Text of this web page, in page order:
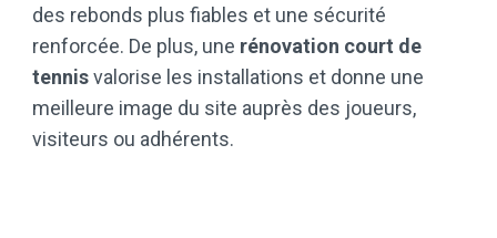
des rebonds plus fiables et une sécurité
renforcée. De plus, une rénovation court de
tennisvalorise les installations et donne une
meilleure image du site auprès des joueurs,
visiteurs ou adhérents.